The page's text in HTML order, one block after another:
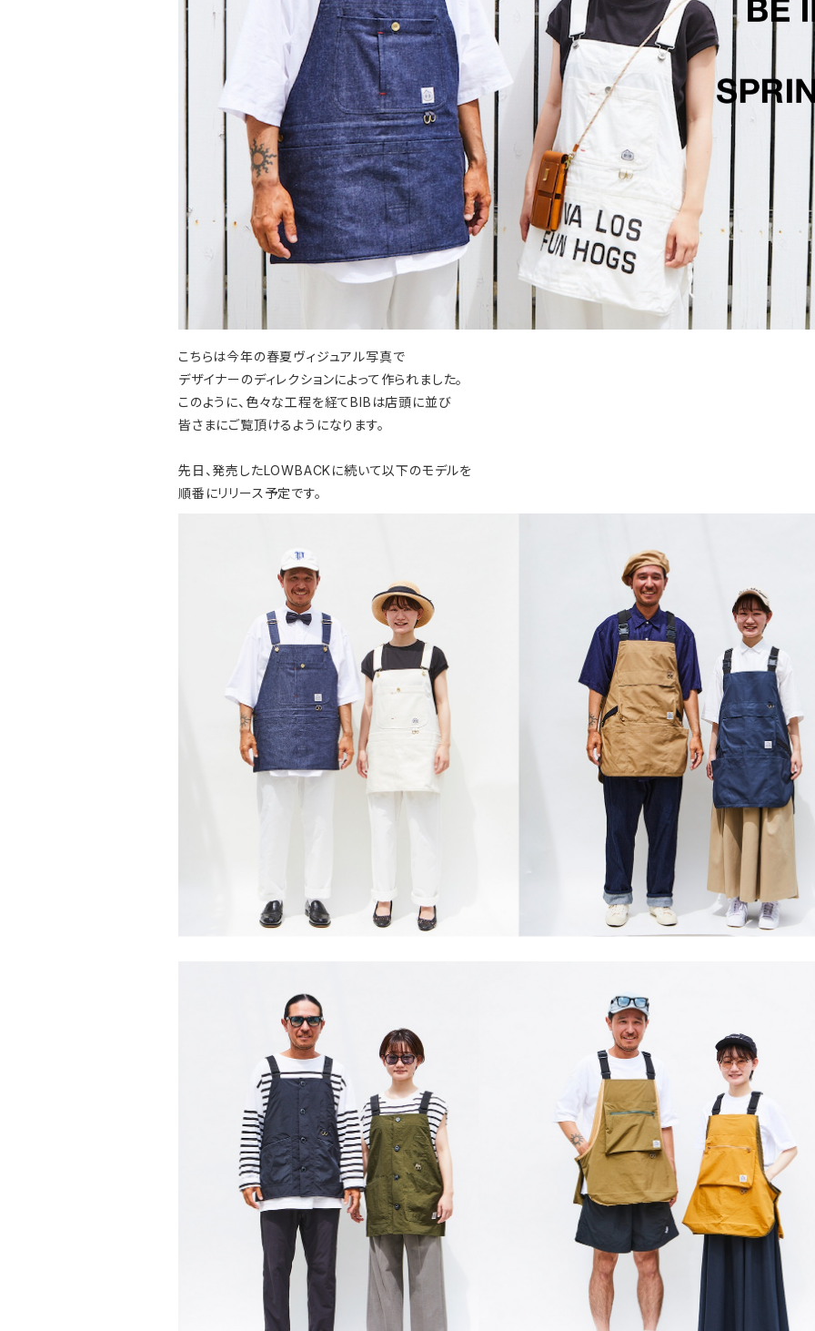
こちらは今年の春夏ヴィジュアル写真で
デザイナーのディレクションによって作られました。
このように、色々な工程を経てBIBは店頭に並び
皆さまにご覧頂けるようになります。
先日、発売したLOWBACKに続いて以下のモデルを
順番にリリース予定です。